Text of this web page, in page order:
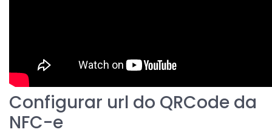
Configurar url do QRCode da
NFC-e